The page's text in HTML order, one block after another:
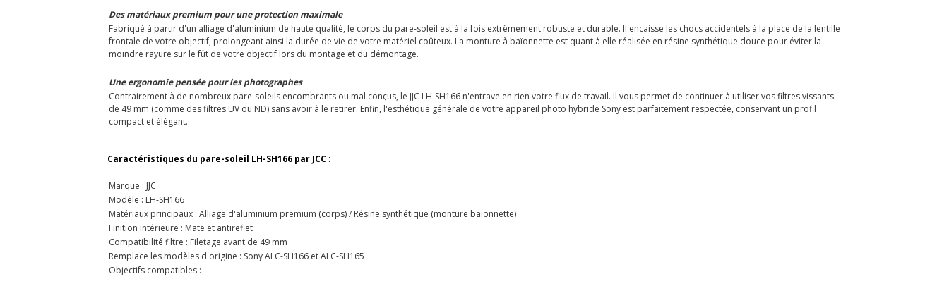
Des matériaux premium pour une protection maximale
Fabriqué à partir d'un alliage d'aluminium de haute qualité, le corps du pare-soleil est à la fois extrêmement robuste et durable. Il encaisse les chocs accidentels à la place de la lentille
frontale de votre objectif, prolongeant ainsi la durée de vie de votre matériel coûteux. La monture à baïonnette est quant à elle réalisée en résine synthétique douce pour éviter la
moindre rayure sur le fût de votre objectif lors du montage et du démontage.
Une ergonomie pensée pour les photographes
Contrairement à de nombreux pare-soleils encombrants ou mal conçus, le JJC LH-SH166 n'entrave en rien votre flux de travail. Il vous permet de continuer à utiliser vos filtres vissants
de 49 mm (comme des filtres UV ou ND) sans avoir à le retirer. Enfin, l'esthétique générale de votre appareil photo hybride Sony est parfaitement respectée, conservant un profil
compact et élégant.
Caractéristiques du pare-soleil LH-SH166 par JCC :
Marque : JJC
Modèle : LH-SH166
Matériaux principaux : Alliage d'aluminium premium (corps) / Résine synthétique (monture baïonnette)
Finition intérieure : Mate et antireflet
Compatibilité filtre : Filetage avant de 49 mm
Remplace les modèles d'origine : Sony ALC-SH166 et ALC-SH165
Objectifs compatibles :